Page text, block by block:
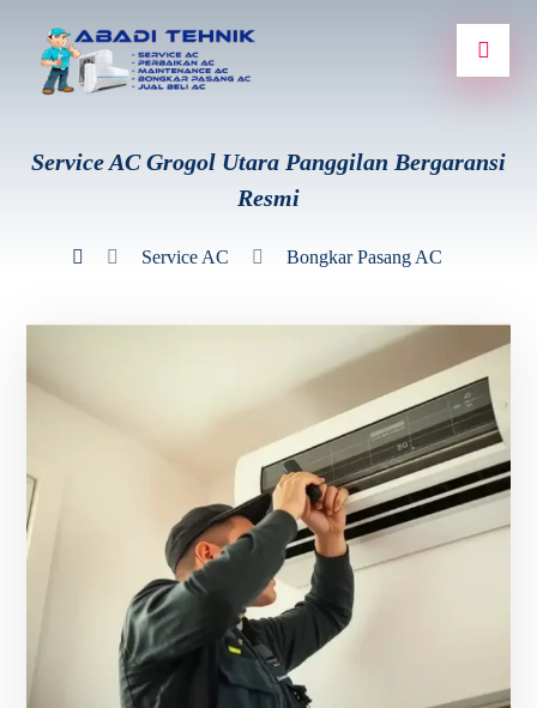
Service AC Grogol Utara Panggilan Bergaransi
Resmi
Service AC Bongkar Pasang AC